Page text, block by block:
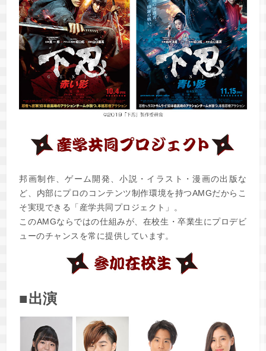
邦画制作、ゲーム開発、小説・イラスト・漫画の出版な
ど、内部にプロのコンテンツ制作環境を持つAMGだからこ
そ実現できる「産学共同プロジェクト」。
このAMGならではの仕組みが、在校生・卒業生にプロデビ
ューのチャンスを常に提供しています。
■出演